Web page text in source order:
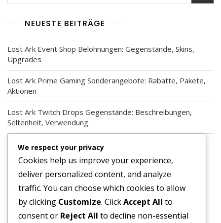
NEUESTE BEITRÄGE
Lost Ark Event Shop Belohnungen: Gegenstände, Skins,
Upgrades
Lost Ark Prime Gaming Sonderangebote: Rabatte, Pakete,
Aktionen
Lost Ark Twitch Drops Gegenstände: Beschreibungen,
Seltenheit, Verwendung
Lost Ark Prime Gaming Bundle: Inhalte, Verfügbarkeit,
Lost Ark Prime Gaming Geschichte: Vergangene Bundles,
Trends, Evolution
ARCHIV
We respect your privacy
Cookies help us improve your experience,
deliver personalized content, and analyze
traffic. You can choose which cookies to allow
by clicking Customize. ClickAccept All to
consent or Reject All to decline non-essential